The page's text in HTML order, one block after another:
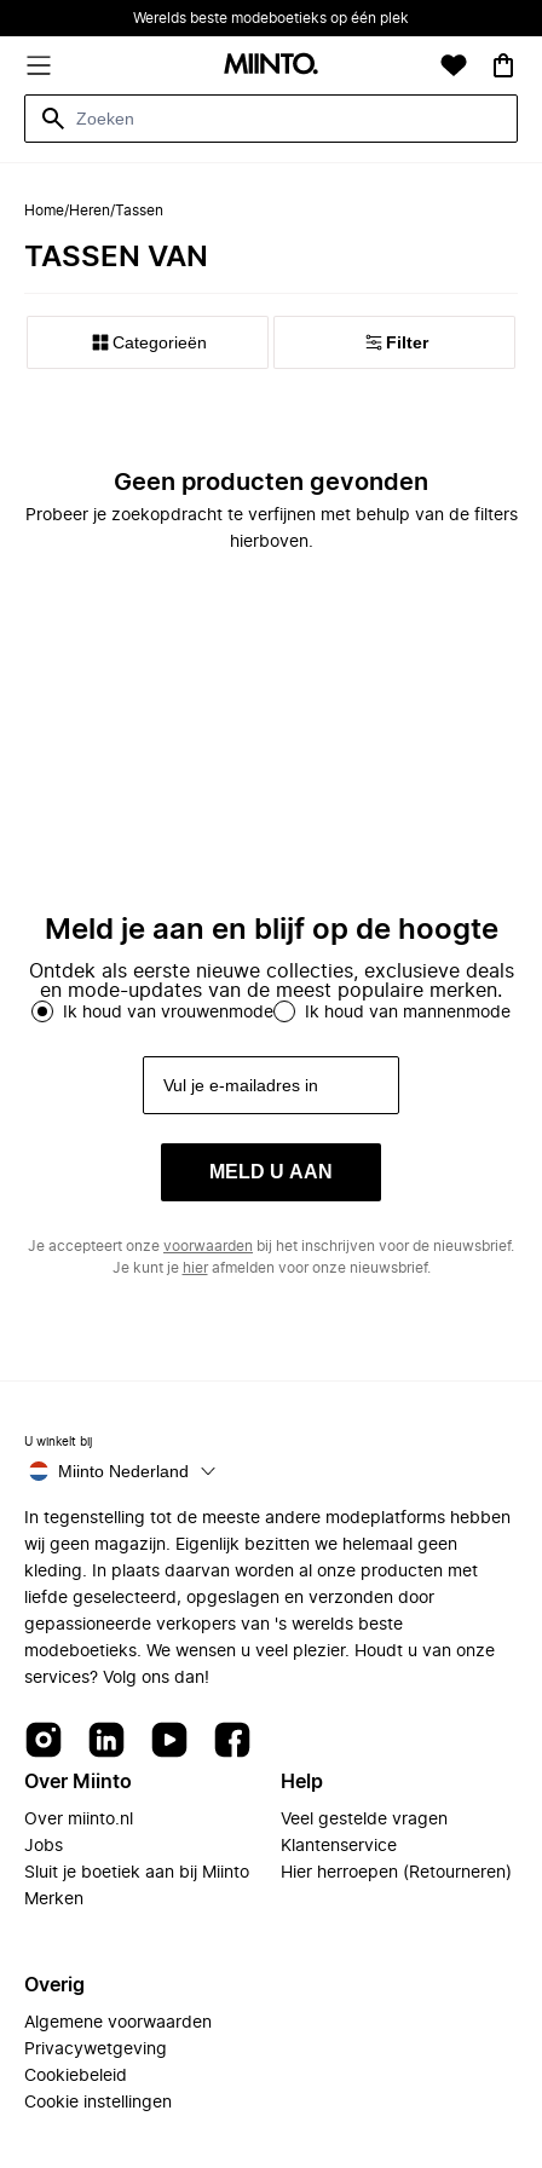
Werelds beste modeboetieks op één plek
Home/Heren/Tassen
TASSEN VAN
Categorieën Filter
Geen producten gevonden
Probeer je zoekopdracht te verfijnen met behulp van de filters
hierboven.
Meld je aan en blijf op de hoogte
Ontdek als eerste nieuwe collecties, exclusieve deals
en mode-updates van de meest populaire merken.
Ik houd van vrouwenmode Ik houd van mannenmode
MELD U AAN
Je accepteert onze voorwaarden bij het inschrijven voor de nieuwsbrief.
Je kunt je hierafmelden voor onze nieuwsbrief.
U winkelt bij
Miinto Nederland
In tegenstelling tot de meeste andere modeplatforms hebben
wij geen magazijn. Eigenlijk bezitten we helemaal geen
kleding. In plaats daarvan worden al onze producten met
liefde geselecteerd, opgeslagen en verzonden door
gepassioneerde verkopers van 's werelds beste
modeboetieks. We wensen u veel plezier. Houdt u van onze
services? Volg ons dan!
Over Miinto
Over miinto.nl
Jobs
Sluit je boetiek aan bij Miinto
Merken
Help
Veel gestelde vragen
Klantenservice
Hier herroepen (Retourneren)
Overig
Algemene voorwaarden
Privacywetgeving
Cookiebeleid
Cookie instellingen